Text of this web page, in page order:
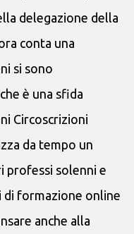
delegazione della
conta una
si sono
è una sfida
Circoscrizioni
da tempo un
professi solenni e
di formazione online
anche alla